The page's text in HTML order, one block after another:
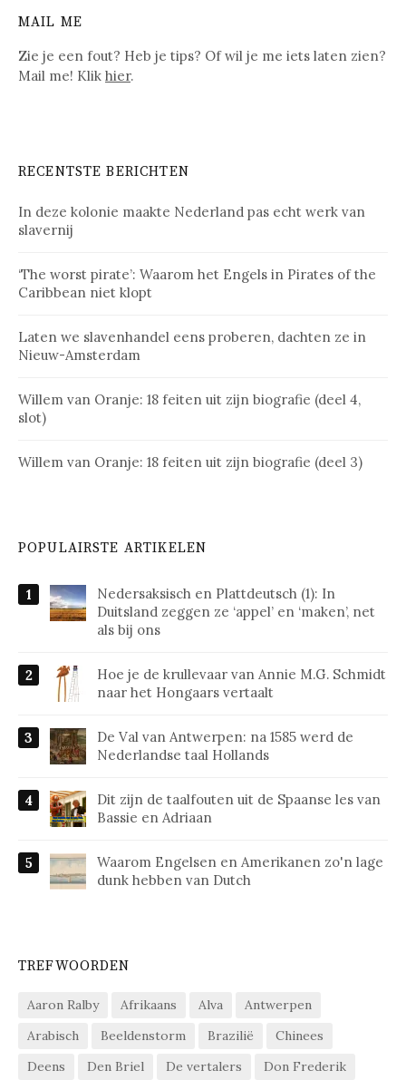
MAIL ME
Zie je een fout? Heb je tips? Of wil je me iets laten zien?
Mail me! Klik hier.
RECENTSTE BERICHTEN
In deze kolonie maakte Nederland pas echt werk van
slavernij
‘The worst pirate’: Waarom het Engels in Pirates of the
Caribbean niet klopt
Laten we slavenhandel eens proberen, dachten ze in
Nieuw-Amsterdam
Willem van Oranje: 18 feiten uit zijn biografie (deel 4,
slot)
Willem van Oranje: 18 feiten uit zijn biografie (deel 3)
POPULAIRSTE ARTIKELEN
Nedersaksisch en Plattdeutsch (1): In
Duitsland zeggen ze ‘appel’ en ‘maken’, net
als bij ons
Hoe je de krullevaar van Annie M.G. Schmidt
naar het Hongaars vertaalt
De Val van Antwerpen: na 1585 werd de
Nederlandse taal Hollands
Dit zijn de taalfouten uit de Spaanse les van
Bassie en Adriaan
Waarom Engelsen en Amerikanen zo'n lage
dunk hebben van Dutch
TREFWOORDEN
Aaron Ralby Afrikaans Alva
Antwerpen
Arabisch
Beeldenstorm Brazilië
Chinees
Deens
Den Briel De vertalers Don Frederik